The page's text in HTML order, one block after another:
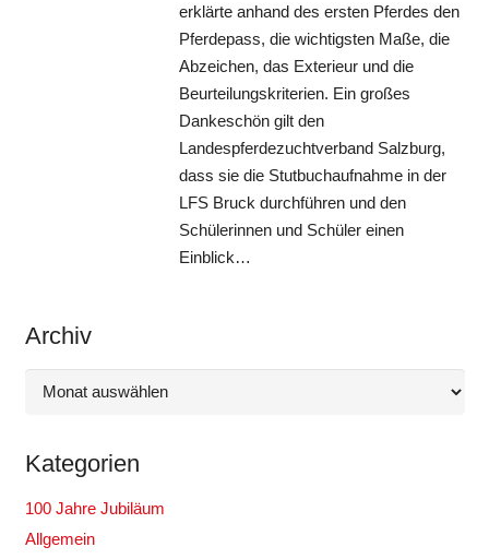
erklärte anhand des ersten Pferdes den
Pferdepass, die wichtigsten Maße, die
Abzeichen, das Exterieur und die
Beurteilungskriterien. Ein großes
Dankeschön gilt den
Landespferdezuchtverband Salzburg,
dass sie die Stutbuchaufnahme in der
LFS Bruck durchführen und den
Schülerinnen und Schüler einen
Einblick…
Archiv
Archiv
Kategorien
100 Jahre Jubiläum
Allgemein